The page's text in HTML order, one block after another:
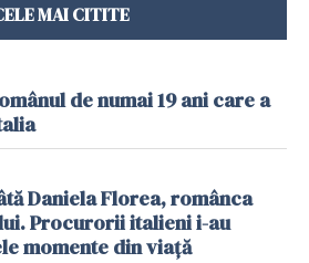
MAI CITITE
de numai 19 ani care a
Daniela Florea, românca
Procurorii italieni i-au
momente din viață